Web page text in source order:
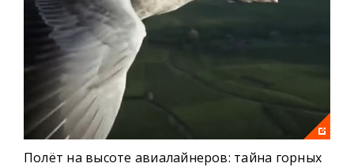
Полёт на высоте авиалайнеров: тайна горных